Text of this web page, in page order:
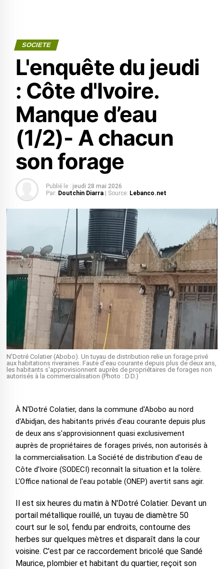
SOCIETE
L'enquête du jeudi
: Côte d'Ivoire.
Manque d’eau
(1/2)- A chacun
son forage
Publié le : jeudi 28 mai 2026
Par: Doutchin Diarra | Source: Lebanco.net
N'Dotré Colatier (Abobo). Un tuyau de distribution relie un forage privé
aux habitations riveraines. Faute d'eau courante depuis plus de deux ans,
les habitants s'approvisionnent auprès de propriétaires de forages non
autorisés à la commercialisation (Photo : D.D.)
À N'Dotré Colatier, dans la commune d'Abobo au nord
d'Abidjan, des habitants privés d'eau courante depuis plus
de deux ans s'approvisionnent quasi exclusivement
auprès de propriétaires de forages privés, non autorisés à
la commercialisation. La Société de distribution d'eau de
Côte d'Ivoire (SODECI) reconnaît la situation et la tolère.
L'Office national de l'eau potable (ONEP) avertit sans agir.
Il est six heures du matin à N'Dotré Colatier. Devant un
portail métallique rouillé, un tuyau de diamètre 50
court sur le sol, fendu par endroits, contourne des
herbes sur quelques mètres et disparaît dans la cour
voisine. C'est par ce raccordement bricolé que Sandé
Maurice, plombier et habitant du quartier, reçoit son